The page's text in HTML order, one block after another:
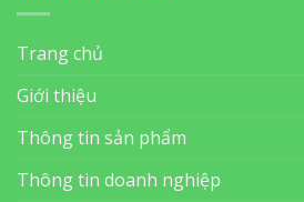
Trang chủ
Giới thiệu
Thông tin sản phẩm
Thông tin doanh nghiệp